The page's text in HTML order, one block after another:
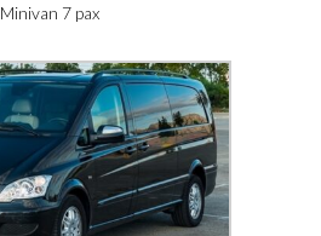
Minivan 7 pax